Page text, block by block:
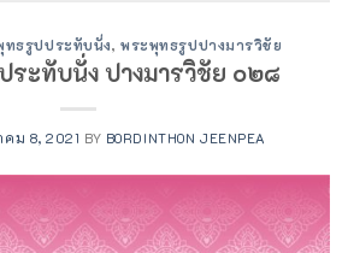
ทธรูปประทับนั่ง,พระพุทธรูปปางมารวิชัย
ะทับนั่ง ปางมารวิชัย ๐๒๘
คม 8, 2021 BY BORDINTHON JEENPEA